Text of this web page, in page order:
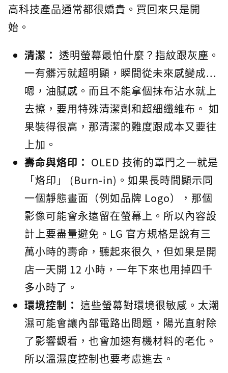
高科技產品通常都很嬌貴。買回來只是開
始。
清潔： 透明螢幕最怕什麼？指紋跟灰塵。
一有髒污就超明顯，瞬間從未來感變成...
嗯，油膩感。而且不能拿個抹布沾水就上
去擦，要用特殊清潔劑和超細纖維布。 如
果裝得很高，那清潔的難度跟成本又要往
上加。
壽命與烙印： OLED 技術的罩門之一就是
「烙印」 (Burn-in)。如果長時間顯示同
一個靜態畫面（例如品牌 Logo），那個
影像可能會永遠留在螢幕上。所以內容設
計上要盡量避免。LG 官方規格是說有三
萬小時的壽命，聽起來很久，但如果是開
店一天開 12 小時，一年下來也用掉四千
多小時了。
環境控制： 這些螢幕對環境很敏感。太潮
濕可能會讓內部電路出問題，陽光直射除
了影響觀看，也會加速有機材料的老化。
所以溫濕度控制也要考慮進去。